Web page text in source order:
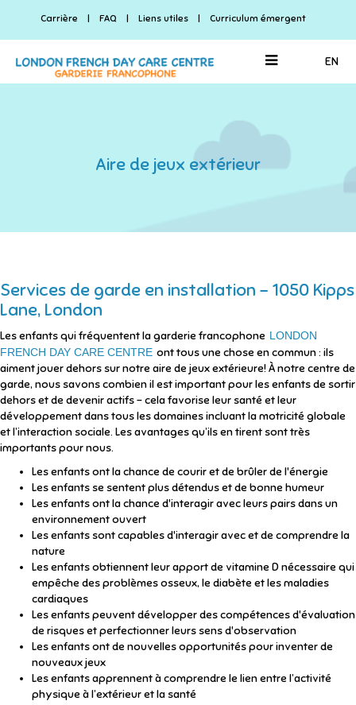
Carrière |FAQ |Liens utiles |Curriculum émergent
EN
Aire de jeux extérieur
Services de garde en installation - 1050 Kipps
Lane, London
Les enfants qui fréquentent la garderie francophone LONDON
FRENCH DAY CARE CENTRE ont tous une chose en commun : ils
aiment jouer dehors sur notre aire de jeux extérieure! À notre centre de
garde, nous savons combien il est important pour les enfants de sortir
dehors et de devenir actifs – cela favorise leur santé et leur
développement dans tous les domaines incluant la motricité globale
et l’interaction sociale. Les avantages qu’ils en tirent sont très
importants pour nous.
Les enfants ont la chance de courir et de brûler de l'énergie
Les enfants se sentent plus détendus et de bonne humeur
Les enfants ont la chance d'interagir avec leurs pairs dans un
environnement ouvert
Les enfants sont capables d'interagir avec et de comprendre la
nature
Les enfants obtiennent leur apport de vitamine D nécessaire qui
empêche des problèmes osseux, le diabète et les maladies
cardiaques
Les enfants peuvent développer des compétences d'évaluation
de risques et perfectionner leurs sens d'observation
Les enfants ont de nouvelles opportunités pour inventer de
nouveaux jeux
Les enfants apprennent à comprendre le lien entre l’activité
physique à l’extérieur et la santé